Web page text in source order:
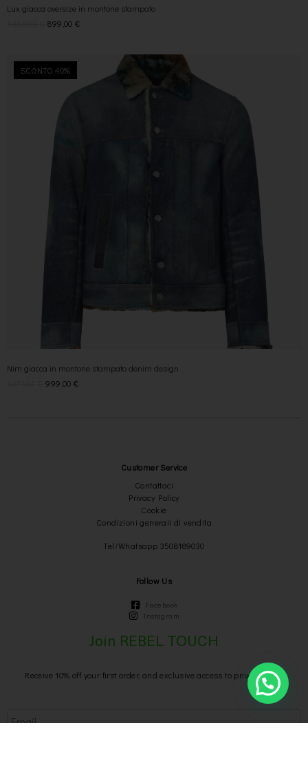
Lux giacca oversize in montone stampato
899,00€
SCONTO 40%
Nim giacca in montone stampato denim design
999,00€
Customer Service
Contattaci
Privacy Policy
Cookie
Condizioni generali di vendita
Tel/Whatsapp 3508189030
Follow Us
Facebook
Instagram
Join REBEL TOUCH
Receive 10% off your first order, and exclusive access to private sales